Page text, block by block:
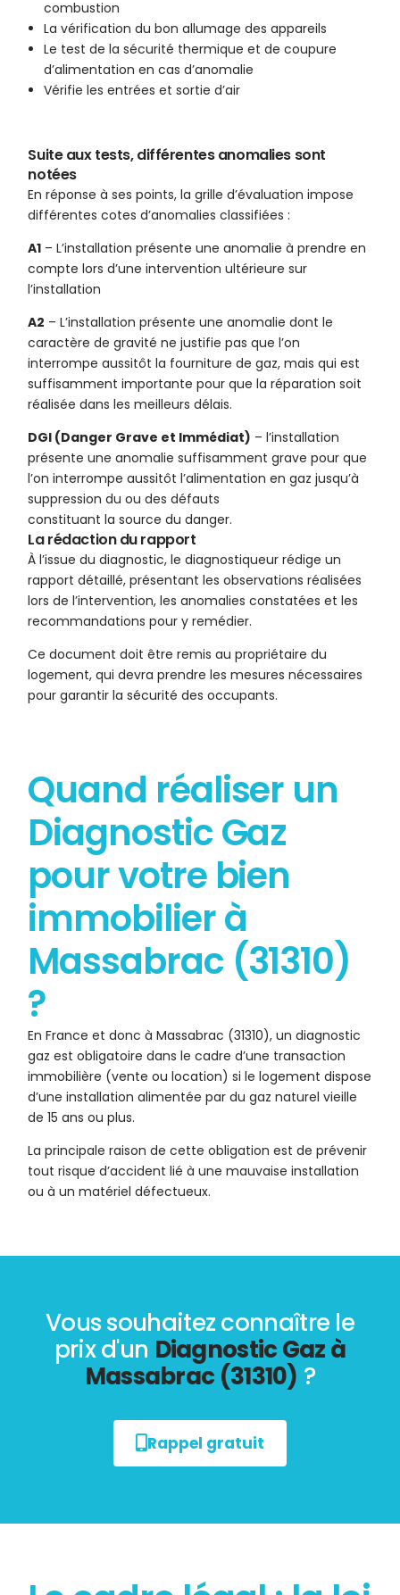
combustion
La vérification du bon allumage des appareils
Le test de la sécurité thermique et de coupure
d’alimentation en cas d’anomalie
Vérifie les entrées et sortie d’air
Suite aux tests, différentes anomalies sont
notées
En réponse à ses points, la grille d’évaluation impose
différentes cotes d’anomalies classifiées :
A1 – L’installation présente une anomalie à prendre en
compte lors d’une intervention ultérieure sur
l’installation
A2 – L’installation présente une anomalie dont le
caractère de gravité ne justifie pas que l’on
interrompe aussitôt la fourniture de gaz, mais qui est
suffisamment importante pour que la réparation soit
réalisée dans les meilleurs délais.
DGI (Danger Grave et Immédiat) – l’installation
présente une anomalie suffisamment grave pour que
l’on interrompe aussitôt l’alimentation en gaz jusqu’à
suppression du ou des défauts
constituant la source du danger.
La rédaction du rapport
À l’issue du diagnostic, le diagnostiqueur rédige un
rapport détaillé, présentant les observations réalisées
lors de l’intervention, les anomalies constatées et les
recommandations pour y remédier.
Ce document doit être remis au propriétaire du
logement, qui devra prendre les mesures nécessaires
pour garantir la sécurité des occupants.
Quand réaliser un
Diagnostic Gaz
pour votre bien
immobilier à
Massabrac (31310)
?
En France et donc à Massabrac (31310), un diagnostic
gaz est obligatoire dans le cadre d’une transaction
immobilière (vente ou location) si le logement dispose
d’une installation alimentée par du gaz naturel vieille
de 15 ans ou plus.
La principale raison de cette obligation est de prévenir
tout risque d’accident lié à une mauvaise installation
ou à un matériel défectueux.
Vous souhaitez connaître le
prix d'un Diagnostic Gaz à
Massabrac (31310) ?
Rappel gratuit